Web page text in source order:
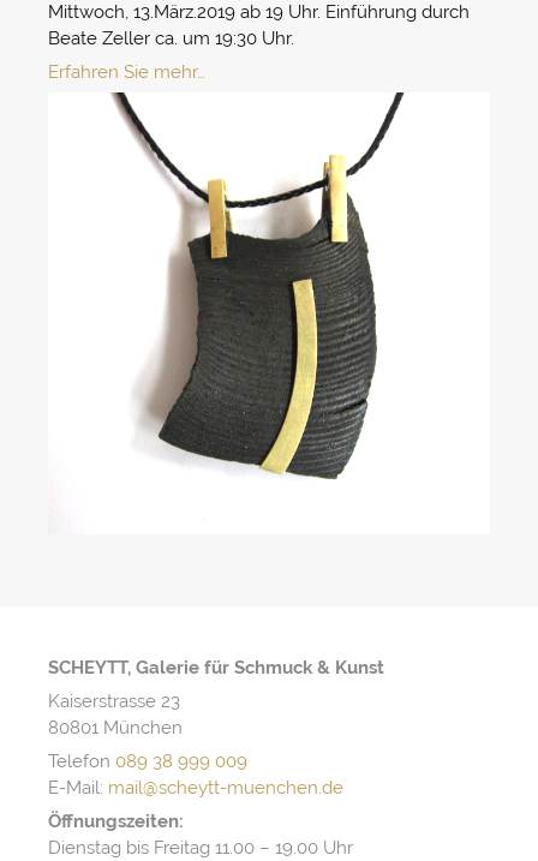
Mittwoch, 13.März.2019 ab 19 Uhr. Einführung durch
Beate Zeller ca. um 19:30 Uhr.
Erfahren Sie mehr…
SCHEYTT, Galerie für Schmuck & Kunst
Kaiserstrasse 23
80801 München
Telefon 089 38 999 009
E-Mail: mail@scheytt-muenchen.de
Öffnungszeiten:
Dienstag bis Freitag 11.00 – 19.00 Uhr